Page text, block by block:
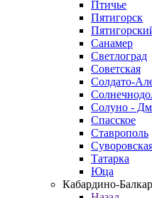
Птичье
Пятигорск
Санамер
Светлоград
Советская
Солдато-
Солуно -
Спасское
Ставрополь
Татарка
Юца